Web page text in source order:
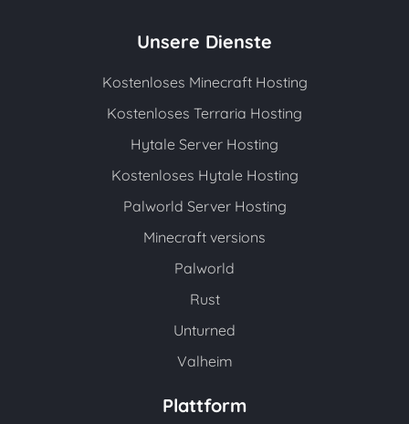
Unsere Dienste
Kostenloses Minecraft Hosting
Kostenloses Terraria Hosting
Hytale Server Hosting
Kostenloses Hytale Hosting
Palworld Server Hosting
Minecraft versions
Palworld
Rust
Unturned
Valheim
Plattform